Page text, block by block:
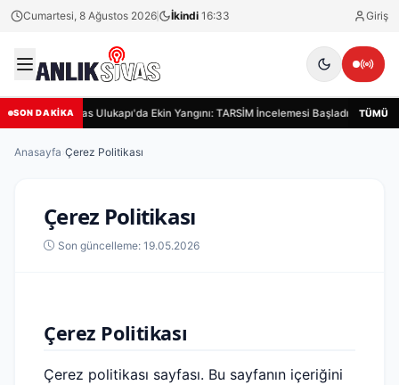
Cumartesi, 8 Ağustos 2026 İkindi 16:33 Giriş
SON DAKİKASivas Ulukapı'da Ekin Yangını: TARSİM İncelemesi Başladı TÜMÜ
Anasayfa Çerez Politikası
Çerez Politikası
Son güncelleme: 19.05.2026
Çerez Politikası
Çerez politikası sayfası. Bu sayfanın içeriğini